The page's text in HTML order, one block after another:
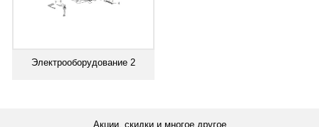
Электрооборудование 2
Акции, скидки и многое другое